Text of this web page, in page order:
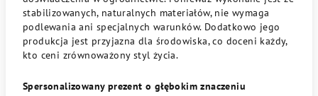
stabilizowanych, naturalnych materiałów, nie wymaga
podlewania ani specjalnych warunków. Dodatkowo jego
produkcja jest przyjazna dla środowiska, co doceni każdy,
kto ceni zrównoważony styl życia.
Spersonalizowany prezent o głębokim znaczeniu